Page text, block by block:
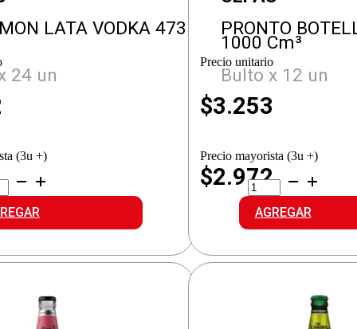
LATA VODKA 473
24 un
(3u +)
PRONTO
1000 Cm³
Bulto x 12 un
Precio unitario
$3.253
Precio mayorista (3u +)
$2.972PRONTO
BOTELLA
SHAKE
cantidad
AGREGAR